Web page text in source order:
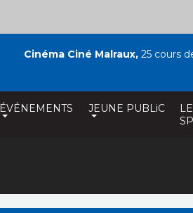
ÉVÉNEMENTS JEUNE PUBLiC
Cinéma Ciné Malraux, 25 cours